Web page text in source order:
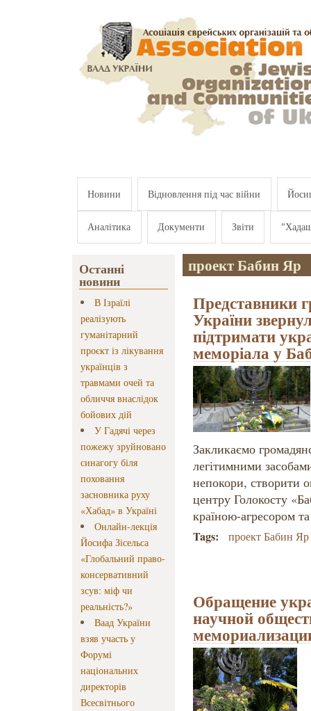
Новини Відновлення під час війни
Аналітика Документи Звіти
Останні
новини
В Ізраїлі
реалізують
гуманітарний
проєкт із лікування
українців з
травмами очей та
обличчя внаслідок
бойових дій
У Гадячі через
пожежу зруйновано
синагогу біля
поховання
засновника руху
«Хабад» в Україні
Онлайн-лекція
Йосифа Зісельса
«Глобальний право-
консервативний
зсув: міф чи
реальність?»
Ваад України
взяв участь у
Форумі
національних
директорів
Всесвітнього
проект Бабин Яр
Представники
України
підтримати
меморіала у
Закликаємо
легітимними
непокори, створити
центру Голокосту
країною-агресором
Tags: проект Бабин Яр
Обращение
научной